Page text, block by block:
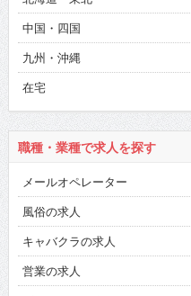
千葉
茨城
東海・中部
関西
北海道・東北
九州・沖縄
在宅
職種・業種で求人を探す